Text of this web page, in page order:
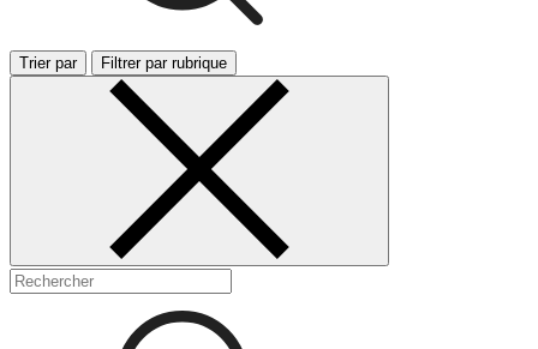
Trier par Filtrer par rubrique